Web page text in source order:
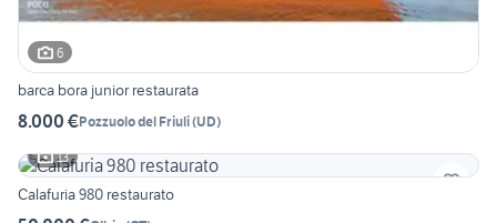
6
barca bora junior restaurata
8.000 €Pozzuolo del Friuli(UD)
13
Calafuria 980 restaurato